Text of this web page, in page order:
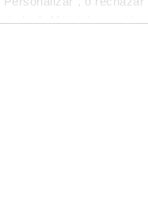
todas”. Más información